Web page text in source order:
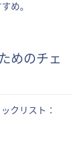
め。
めのチェ
クリスト：